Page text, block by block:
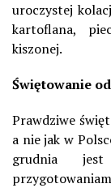
uroczystej
kartoflana,
kiszonej.
Świętowanie
Prawdziwe
a nie jak w
grudnia jest